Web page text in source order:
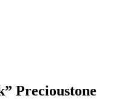
Precioustone